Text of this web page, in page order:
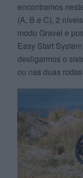
encontramos
(A, B e C), 2
modo Gravel e
Easy Start
desligarmos o
ou nas duas